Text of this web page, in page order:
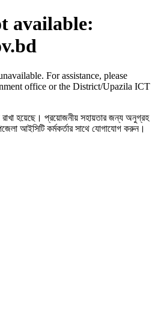
available:
For assistance, please
office or the District/Upazila ICT
রাখা হয়েছে। প্রয়োজনীয় সহায়তার জন্য অনুগ্রহ
আইসিটি কর্মকর্তার সাথে যোগাযোগ করুন।